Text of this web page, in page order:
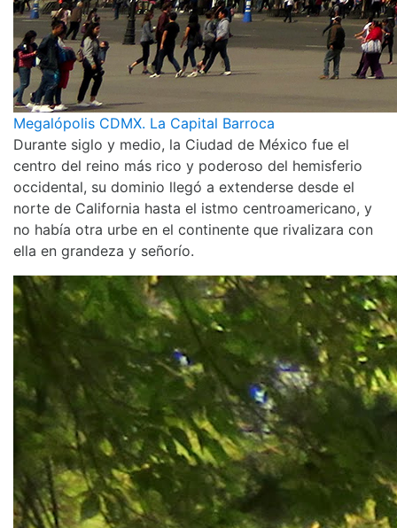
Megalópolis CDMX. La Capital Barroca
Durante siglo y medio, la Ciudad de México fue el
centro del reino más rico y poderoso del hemisferio
occidental, su dominio llegó a extenderse desde el
norte de California hasta el istmo centroamericano, y
no había otra urbe en el continente que rivalizara con
ella en grandeza y señorío.